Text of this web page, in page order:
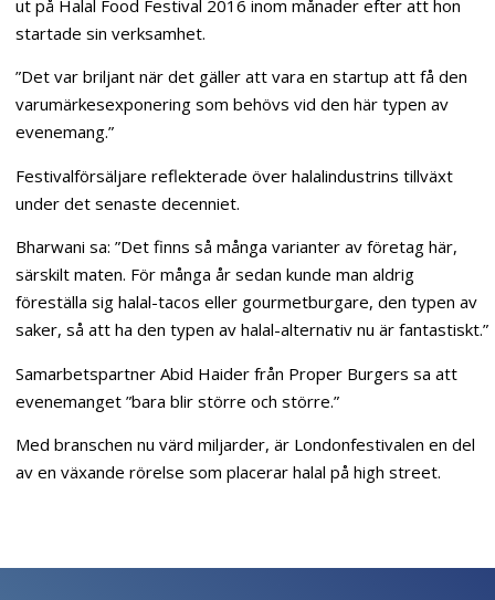
ut på Halal Food Festival 2016 inom månader efter att hon
startade sin verksamhet.
”Det var briljant när det gäller att vara en startup att få den
varumärkesexponering som behövs vid den här typen av
evenemang.”
Festivalförsäljare reflekterade över halalindustrins tillväxt
under det senaste decenniet.
Bharwani sa: ”Det finns så många varianter av företag här,
särskilt maten. För många år sedan kunde man aldrig
föreställa sig halal-tacos eller gourmetburgare, den typen av
saker, så att ha den typen av halal-alternativ nu är fantastiskt.”
Samarbetspartner Abid Haider från Proper Burgers sa att
evenemanget ”bara blir större och större.”
Med branschen nu värd miljarder, är Londonfestivalen en del
av en växande rörelse som placerar halal på high street.